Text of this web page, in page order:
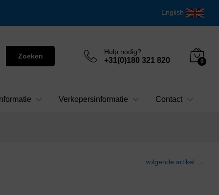
English
Zoeken
Hulp nodig?
+31(0)180 321 820 0
Verkopersinformatie Contact
volgende artikel →